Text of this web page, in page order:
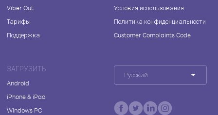
Viber Out
Тарифы
Поддержка
Условия использования
Политика конфиденциальности
Customer Complaints Code
ЗАГРУЗИТЬ
Android
iPhone & iPad
Windows PC
Русский